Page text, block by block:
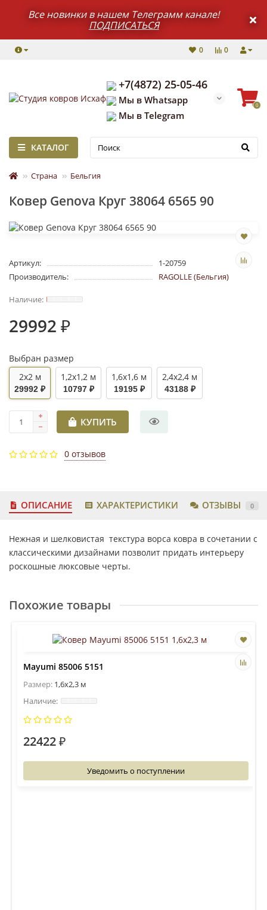
Все новинки в нашем Телеграмм канале!
ПОДПИСАТЬСЯ
0
0
+7(4872) 25-05-46
Мы в Whatsapp
Мы в Telegram
0
КАТАЛОГ
Страна Бельгия
Ковер Genova Круг 38064 6565 90
Артикул:
1-20759
Производитель:
RAGOLLE (Бельгия)
29992 ₽
Выбран размер
2x2 м
29992 ₽
1,2x1,2 м
10797 ₽
1,6x1,6 м
19195 ₽
2,4x2,4 м
43188 ₽
КУПИТЬ
0 отзывов
ОПИСАНИЕ ХАРАКТЕРИСТИКИ ОТЗЫВЫ 0
Нежная и шелковистая текстура ворса ковра в сочетании с
классическими дизайнами позволит придать интерьеру
роскошные люксовые черты.
Похожие товары
Mayumi 85006 5151
Размер: 1,6x2,3 м
22422 ₽
Уведомить о поступлении